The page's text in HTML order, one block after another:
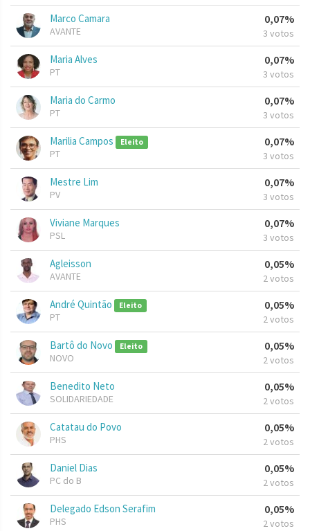
Marco Camara
AVANTE
0,07%
3 votos
Maria Alves
PT
0,07%
3 votos
Maria do Carmo
PT
0,07%
3 votos
Marilia Campos Eleito
PT
0,07%
3 votos
Mestre Lim
PV
0,07%
3 votos
Viviane Marques
PSL
0,07%
3 votos
Agleisson
AVANTE
0,05%
2 votos
André Quintão Eleito
PT
0,05%
2 votos
Bartô do Novo Eleito
NOVO
0,05%
2 votos
Benedito Neto
SOLIDARIEDADE
0,05%
2 votos
Catatau do Povo
PHS
0,05%
2 votos
Daniel Dias
PC do B
0,05%
2 votos
Delegado Edson Serafim
PHS
0,05%
2 votos